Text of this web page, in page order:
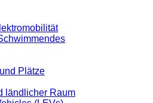
Plätze
ländlicher Raum